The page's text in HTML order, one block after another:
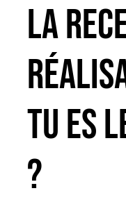
La
tu es
?